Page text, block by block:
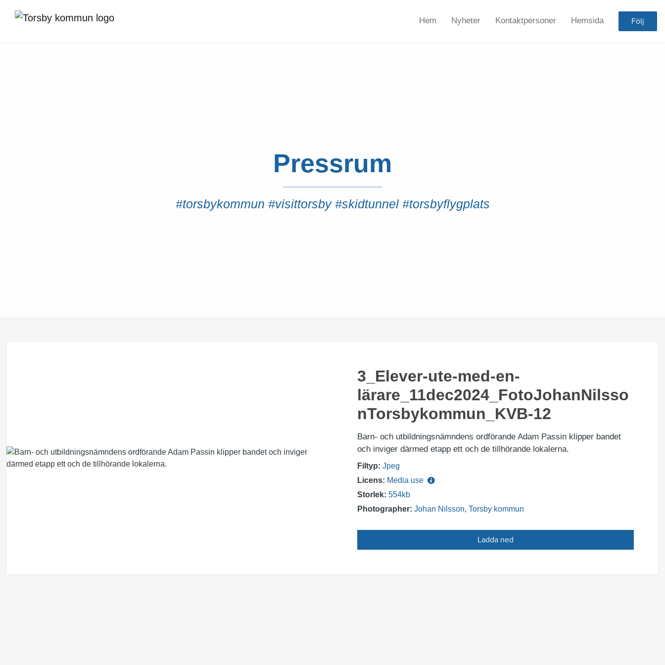
Hem Nyheter Kontaktpersoner Hemsida Följ
Pressrum
#torsbykommun #visittorsby #skidtunnel #torsbyflygplats
3_Elever-ute-med-en-
lärare_11dec2024_FotoJohanNilsso
nTorsbykommun_KVB-12
Barn- och utbildningsnämndens ordförande Adam Passin klipper bandet
och inviger därmed etapp ett och de tillhörande lokalerna.
Filtyp: Jpeg
Licens: Media use
Storlek: 554kb
Photographer: Johan Nilsson, Torsby kommun
Ladda ned